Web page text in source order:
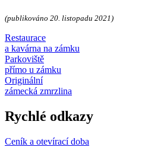
(publikováno 20. listopadu 2021)
Restaurace
a kavárna na zámku
Parkoviště
přímo u zámku
Originální
zámecká zmrzlina
Rychlé odkazy
Ceník a otevírací doba